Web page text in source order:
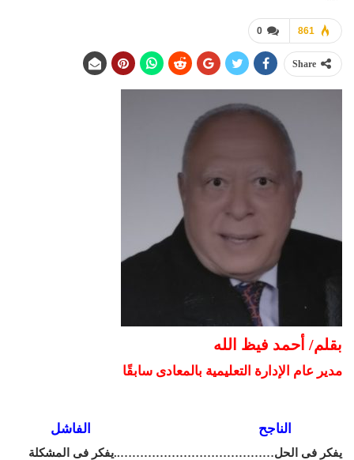
0 861
Share
بقلم/ أحمد فيظ الله
مدير عام الإدارة التعليمية بالمعادى سابقًا
الناجح الفاشل
يفكر فى الحل…………………………………..يفكر فى المشكلة